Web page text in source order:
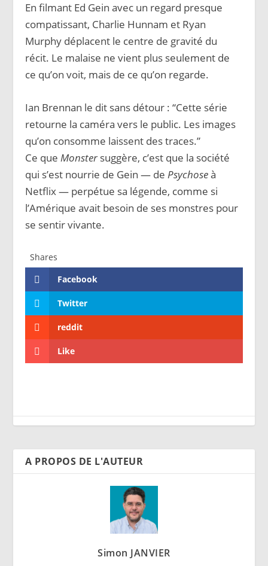
En filmant Ed Gein avec un regard presque
compatissant, Charlie Hunnam et Ryan
Murphy déplacent le centre de gravité du
récit. Le malaise ne vient plus seulement de
ce qu’on voit, mais de ce qu’on regarde.
Ian Brennan le dit sans détour : “Cette série
retourne la caméra vers le public. Les images
qu’on consomme laissent des traces.”
Ce queMonster suggère, c’est que la société
qui s’est nourrie de Gein — dePsychoseà
Netflix — perpétue sa légende, comme si
l’Amérique avait besoin de ses monstres pour
se sentir vivante.
Shares
Facebook
Twitter
reddit
Like
A PROPOS DE L'AUTEUR
Simon JANVIER